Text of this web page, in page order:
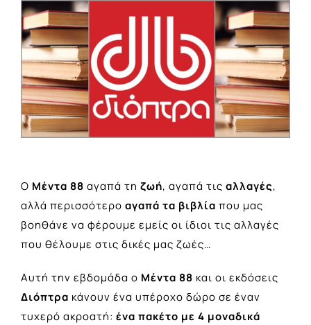
View
Larger
Image
Ο Μέντα 88 αγαπά τη ζωή, αγαπά τις αλλαγές,
αλλά περισσότερο αγαπά τα βιβλία που μας
βοηθάνε να φέρουμε εμείς οι ίδιοι τις αλλαγές
που θέλουμε στις δικές μας ζωές…
Αυτή την εβδομάδα ο Μέντα 88 και οι εκδόσεις
Διόπτρα κάνουν ένα υπέροχο δώρο σε έναν
τυχερό ακροατή: ένα πακέτο με 4 μοναδικά